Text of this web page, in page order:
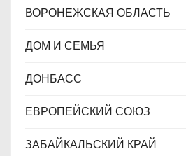
ВОРОНЕЖСКАЯ ОБЛАСТЬ
ДОМ И СЕМЬЯ
ДОНБАСС
ЕВРОПЕЙСКИЙ СОЮЗ
ЗАБАЙКАЛЬСКИЙ КРАЙ